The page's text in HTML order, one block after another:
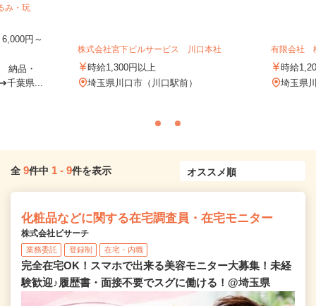
み・玩
円～
納品・
千葉県...
株式会社宮下ビルサービス 川口本社
時給1,300円以上
埼玉県川口市（川口駅前）
有限会社
時給
埼玉県
全 9件中 1 - 9件を表示
化粧品などに関する在宅調査員・在宅モニター
株式会社ビサーチ
業務委託 登録制 在宅・内職
完全在宅OK！スマホで出来る美容モニター大募集！未経
験歓迎♪履歴書・面接不要でスグに働ける！@埼玉県